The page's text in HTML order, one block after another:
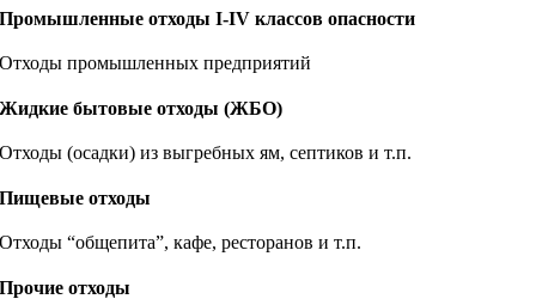
Промышленные отходы I-IV классов опасности
Отходы промышленных предприятий
Жидкие бытовые отходы (ЖБО)
Отходы (осадки) из выгребных ям, септиков и т.п.
Пищевые отходы
Отходы “общепита”, кафе, ресторанов и т.п.
Прочие отходы